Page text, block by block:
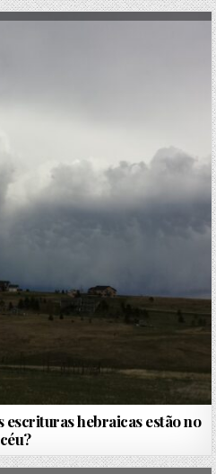
escrituras hebraicas estão no
céu?